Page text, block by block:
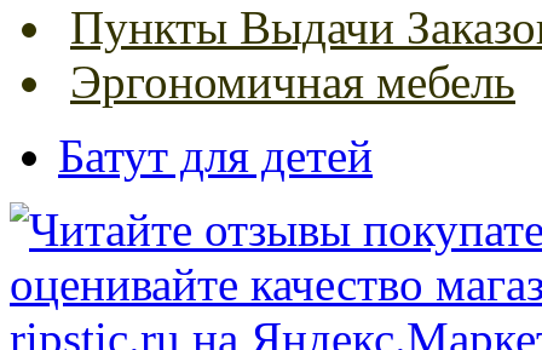
Пункты Выдачи
Эргономичная мебель
Батут для детей